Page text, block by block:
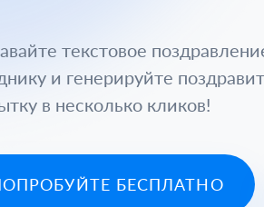
текстовое
и генерируйте
в несколько кликов!
БЕСПЛАТНО